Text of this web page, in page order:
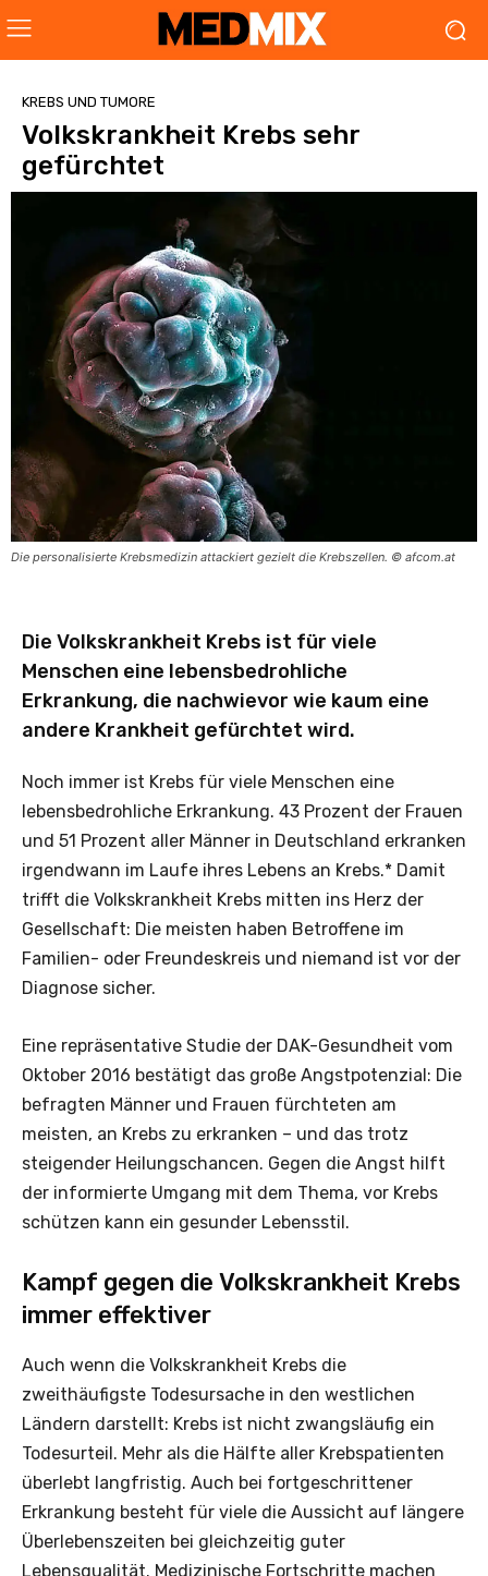
KREBS UND TUMORE
Volkskrankheit Krebs sehr
gefürchtet
Die personalisierte Krebsmedizin attackiert gezielt die Krebszellen. © afcom.at
Die Volkskrankheit Krebs ist für viele
Menschen eine lebensbedrohliche
Erkrankung, die nachwievor wie kaum eine
andere Krankheit gefürchtet wird.
Noch immer ist Krebs für viele Menschen eine
lebensbedrohliche Erkrankung. 43 Prozent der Frauen
und 51 Prozent aller Männer in Deutschland erkranken
irgendwann im Laufe ihres Lebens an Krebs.* Damit
trifft die Volkskrankheit Krebs mitten ins Herz der
Gesellschaft: Die meisten haben Betroffene im
Familien- oder Freundeskreis und niemand ist vor der
Diagnose sicher.
Eine repräsentative Studie der DAK-Gesundheit vom
Oktober 2016 bestätigt das große Angstpotenzial: Die
befragten Männer und Frauen fürchteten am
meisten, an Krebs zu erkranken – und das trotz
steigender Heilungschancen. Gegen die Angst hilft
der informierte Umgang mit dem Thema, vor Krebs
schützen kann ein gesunder Lebensstil.
Kampf gegen die Volkskrankheit Krebs
immer effektiver
Auch wenn die Volkskrankheit Krebs die
zweithäufigste Todesursache in den westlichen
Ländern darstellt: Krebs ist nicht zwangsläufig ein
Todesurteil. Mehr als die Hälfte aller Krebspatienten
überlebt langfristig. Auch bei fortgeschrittener
Erkrankung besteht für viele die Aussicht auf längere
Überlebenszeiten bei gleichzeitig guter
Lebensqualität. Medizinische Fortschritte machen